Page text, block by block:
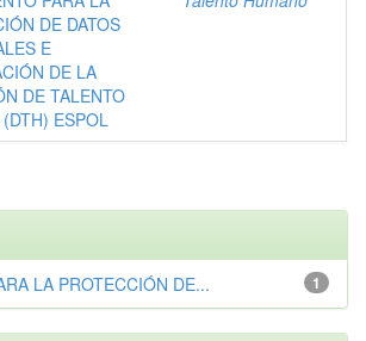
DE DATOS
E
DE LA
DE TALENTO
ESPOL
1
LA PROTECCIÓN DE...